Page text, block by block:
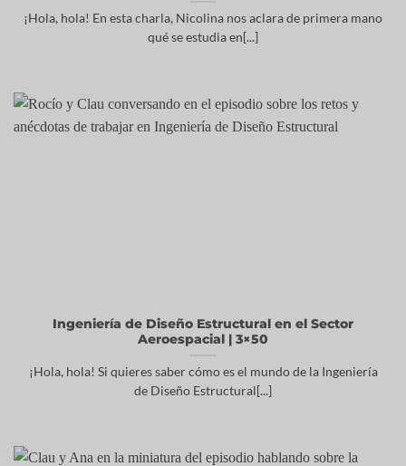
¡Hola, hola! En esta charla, Nicolina nos aclara de primera mano
qué se estudia en[...]
Ingeniería de Diseño Estructural en el Sector
Aeroespacial | 3×50
¡Hola, hola! Si quieres saber cómo es el mundo de la Ingeniería
de Diseño Estructural[...]